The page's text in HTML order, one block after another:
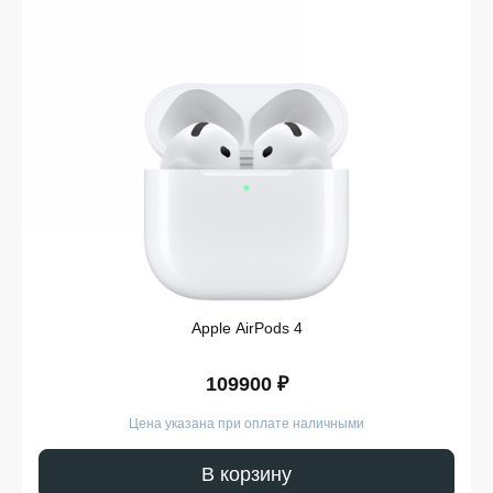
программирования;
обработки фотографий;
монтажа видео в 4K;
графического дизайна;
ведения бизнеса;
обучения и удаленной работы.
отличает его от многих классических ПК.
Может ли iMac заменить
Если работа преимущественно проходит дома или в
полноценное рабочее место без
дополнительных устройств;
Apple AirPods 4
109900 ₽
Цена указана при оплате наличными
В корзину